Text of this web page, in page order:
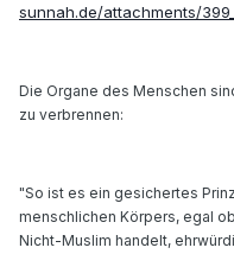
sunnah.de/attachments/
Die Organe des Menschen
zu verbrennen:
"So ist es ein gesichertes
menschlichen Körpers, egal
Nicht-Muslim handelt,